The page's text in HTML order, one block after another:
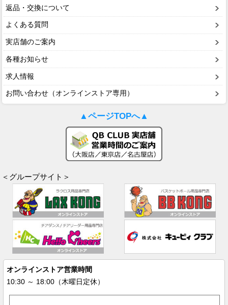
返品・交換について
よくある質問
実店舗のご案内
各種お知らせ
求人情報
お問い合わせ（オンラインストア専用）
▲ページTOPへ▲
＜グループサイト＞
オンラインストア営業時間
10:30 ～ 18:00（木曜日定休）